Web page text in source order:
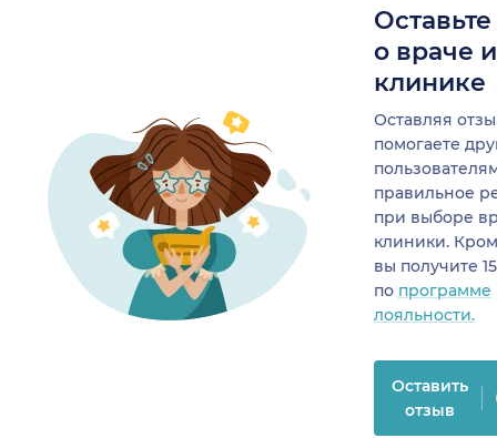
о враче
клинике
Оставляя
помогаете
правильное
при выборе
клиники.
вы получите
по программе
лояльности.
Оставить
отзыв